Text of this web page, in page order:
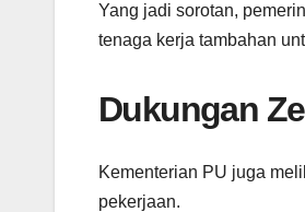
Yang jadi sorotan,
tenaga kerja tambahan
Dukungan
Kementerian PU juga
pekerjaan.